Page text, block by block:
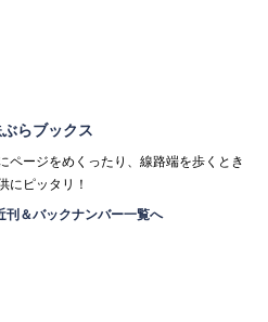
ぶらブックス
ページをめくったり、線路端を歩くとき
にピッタリ！
刊＆バックナンバー一覧へ